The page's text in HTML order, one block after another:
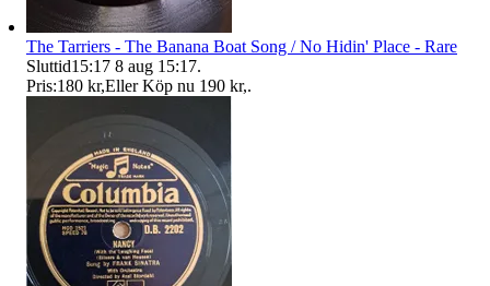
The Tarriers - The Banana Boat Song / No Hidin' Place - Rare
Sluttid15:17 8 aug 15:17.
Pris:180 kr,Eller Köp nu 190 kr,.